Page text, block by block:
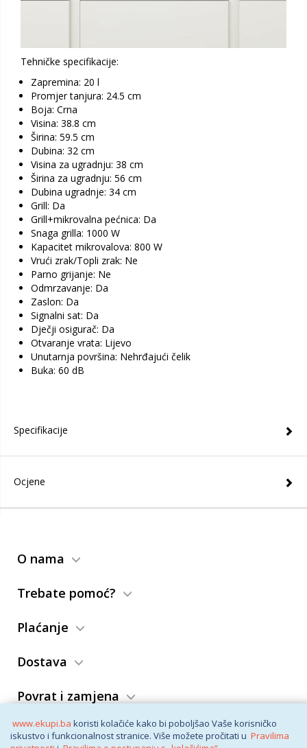
www.ekupi.ba koristi kolačiće kako bi poboljšao Vaše korisničko
iskustvo i funkcionalnost stranice. Više možete pročitati u Pravilima
Tehničke specifikacije:
Zapremina: 20 l
Promjer tanjura: 24.5 cm
Boja: Crna
Visina: 38.8 cm
Širina: 59.5 cm
Dubina: 32 cm
Visina za ugradnju: 38 cm
Širina za ugradnju: 56 cm
Dubina ugradnje: 34 cm
Grill: Da
Grill+mikrovalna pećnica: Da
Snaga grilla: 1000 W
Kapacitet mikrovalova: 800 W
Vrući zrak/Topli zrak: Ne
Parno grijanje: Ne
Odmrzavanje: Da
Zaslon: Da
Signalni sat: Da
Dječji osigurač: Da
Otvaranje vrata: Lijevo
Unutarnja površina: Nehrđajući čelik
Buka: 60 dB
Specifikacije
Ocjene
O nama
Trebate pomoć?
Plaćanje
Dostava
Povrat i zamjena
Opći uslovi